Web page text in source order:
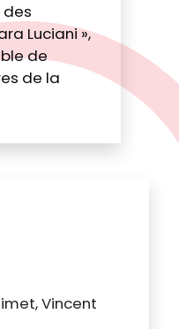
des
Luciani »,
de
de la
Vincent